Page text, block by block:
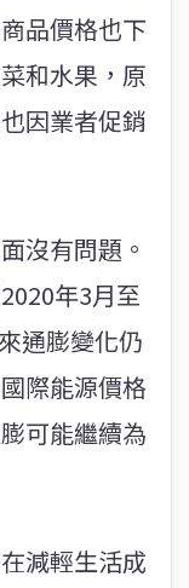
品價格也下
和水果，原
因業者促銷
沒有問題。
年3月至
通膨變化仍
際能源價格
可能繼續為
減輕生活成